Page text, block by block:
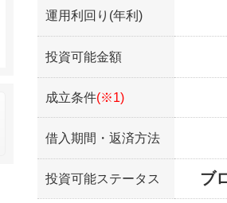
運用利回り(年利)
投資可能金額
成立条件(※1)
借入期間・返済方法
投資可能ステータス ブ